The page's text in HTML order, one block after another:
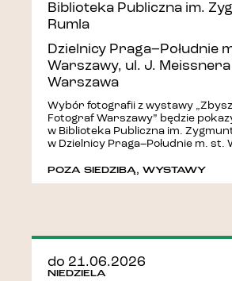
Biblioteka Publiczna im.
Rumla
Dzielnicy Praga–Południe
Warszawy, ul. J.
Warszawa
Wybór fotografii z wystawy
Fotograf Warszawy” będzie
w Biblioteka Publiczna im.
w Dzielnicy Praga–Południe m. st.
POZA SIEDZIBĄ, WYSTAWY
do 21.06.2026
NIEDZIELA